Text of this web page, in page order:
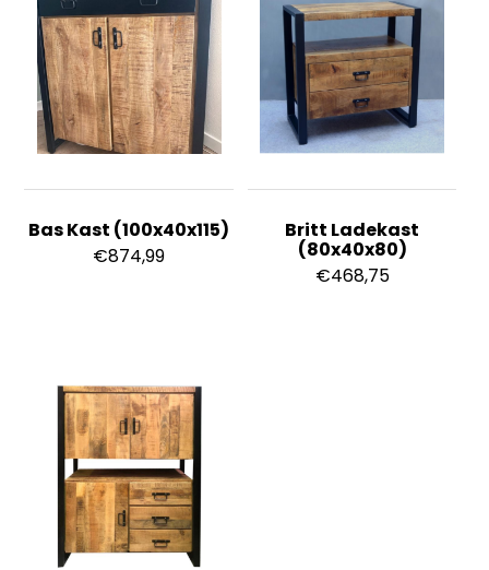
Bas Kast (100x40x115)
€874,99
Britt Ladekast
(80x40x80)
€468,75